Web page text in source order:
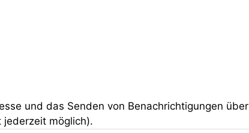
und das Senden von Benachrichtigungen über
möglich).